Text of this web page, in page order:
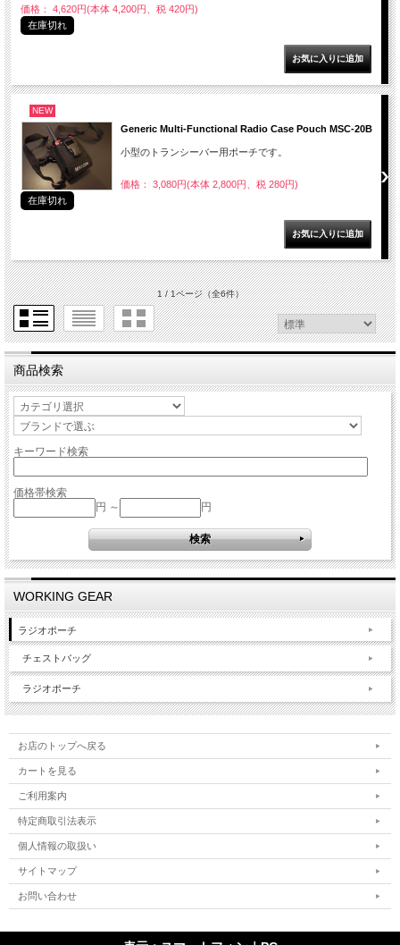
価格： 4,620円(本体 4,200円、税 420円)
在庫切れ
NEW
Generic Multi-Functional Radio Case Pouch MSC-20B
小型のトランシーバー用ポーチです。
価格： 3,080円(本体 2,800円、税 280円)
在庫切れ
1 / 1ページ（全6件）
商品検索
キーワード検索
価格帯検索
円 ～
円
WORKING GEAR
ラジオポーチ
チェストバッグ
ラジオポーチ
お店のトップへ戻る
カートを見る
ご利用案内
特定商取引法表示
個人情報の取扱い
サイトマップ
お問い合わせ